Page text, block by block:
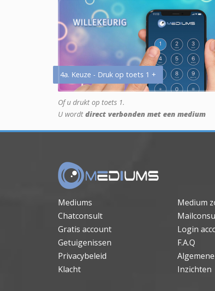
4a. Keuze - Druk op toets 1 +
Of u drukt op toets 1.
U wordt direct verbonden met een medium
Mediums Medium
Chatconsult
Gratis account
Login
Getuigenissen
F.A.Q
Privacybeleid
Klacht
Inzichten